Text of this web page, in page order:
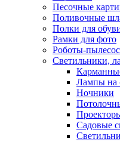
Песочные
Поливочные
Полки для
Рамки для фото
Роботы-
Светильники,
Лампы на
Ночники
Садовые